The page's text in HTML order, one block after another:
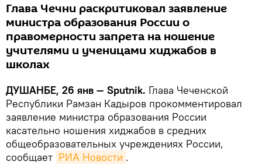
Глава Чечни раскритиковал заявление
министра образования России о
правомерности запрета на ношение
учителями и ученицами хиджабов в
школах
ДУШАНБЕ, 26 янв — Sputnik. Глава Чеченской
Республики Рамзан Кадыров прокомментировал
заявление министра образования России
касательно ношения хиджабов в средних
общеобразовательных учреждениях России,
сообщает РИА Новости .